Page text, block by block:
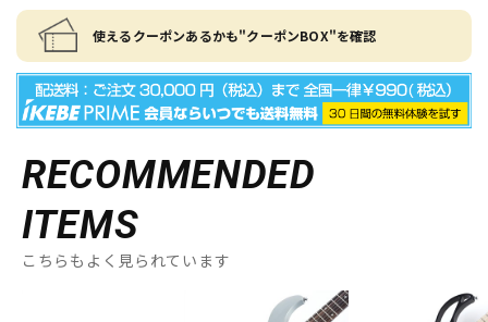
使えるクーポンあるかも"クーポンBOX"を確認
RECOMMENDED
ITEMS
こちらもよく見られています